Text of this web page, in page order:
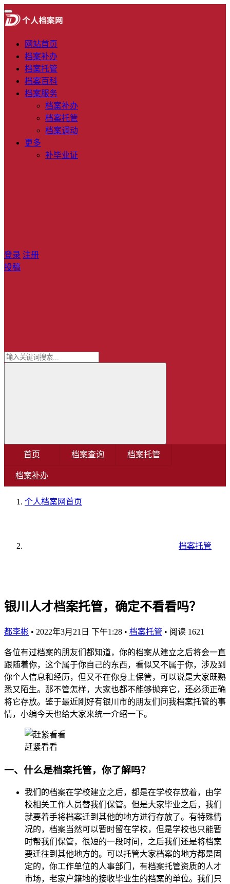
网站首页
档案补办
档案托管
档案百科
档案服务
档案补办
档案托管
档案调动
更多
补毕业证
登录 注册
投稿
首页 档案查询 档案托管
档案补办
个人档案网首页
档案托管
银川人才档案托管，确定不看看吗？
都李彬 • 2022年3月21日 下午1:28 • 档案托管 • 阅读 1621
各位有过档案的朋友们都知道，你的档案从建立之后将会一直
跟随着你，这个属于你自己的东西，看似又不属于你，涉及到
你个人信息和经历，但又不在你身上保管，可以说是大家既熟
悉又陌生。那不管怎样，大家也都不能够抛弃它，还必须正确
将它存放。鉴于最近刚好有银川市的朋友们问我档案托管的事
情，小编今天也给大家来统一介绍一下。
赶紧看看
一、什么是档案托管，你了解吗？
我们的档案在学校建立之后，都是在学校存放着，由学
校相关工作人员替我们保管。但是大家毕业之后，我们
就要着手将档案迁到其他的地方进行存放了。有特殊情
况的，档案当然可以暂时留在学校，但是学校也只能暂
时帮我们保管，很短的一段时间，之后我们还是将档案
要迁往到其他地方的。可以托管大家档案的地方都是固
定的，你工作单位的人事部门，有档案托管资质的人才
市场，老家户籍地的接收毕业生的档案的单位。我们只